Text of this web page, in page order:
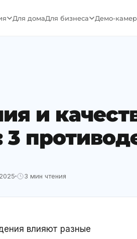
Для домаДля бизнеса Демо-
и
3 мин чтения
влияют разные